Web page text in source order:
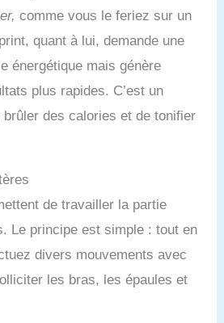
comme vous le feriez sur un
quant à lui, demande une
énergétique mais génère
plus rapides. C’est un
des calories et de tonifier
de travailler la partie
Le principe est simple : tout en
divers mouvements avec
les bras, les épaules et